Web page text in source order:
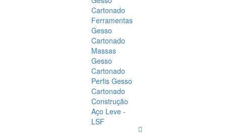
Cartonado
Ferramentas
Gesso
Cartonado
Massas
Gesso
Cartonado
Perfis Gesso
Cartonado
Construção
Aço Leve -
LSF